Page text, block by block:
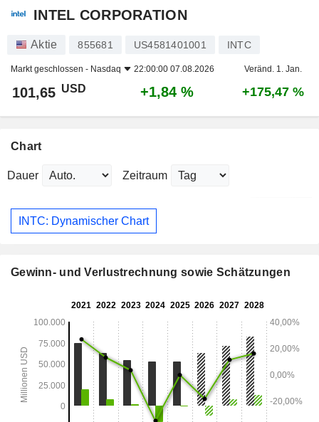
INTEL CORPORATION
Aktie 855681 US4581401001 INTC
Markt geschlossen - Nasdaq 22:00:00 07.08.2026 Veränd. 1. Jan.
101,65 USD +1,84 % +175,47 %
Chart
Dauer Zeitraum
INTC: Dynamischer Chart
Gewinn- und Verlustrechnung sowie Schätzungen